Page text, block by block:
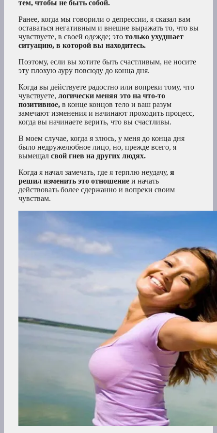
тем, чтобы не быть собой.
Ранее, когда мы говорили о депрессии, я сказал вам
оставаться негативным и внешне выражать то, что вы
чувствуете, в своей одежде; это только ухудшает
ситуацию, в которой вы находитесь.
Поэтому, если вы хотите быть счастливым, не носите
эту плохую ауру повсюду до конца дня.
Когда вы действуете радостно или вопреки тому, что
чувствуете, логически меняя это на что-то
позитивное, в конце концов тело и ваш разум
замечают изменения и начинают проходить процесс,
когда вы начинаете верить, что вы счастливы.
В моем случае, когда я злюсь, у меня до конца дня
было недружелюбное лицо, но, прежде всего, я
вымещал свой гнев на других людях.
Когда я начал замечать, где я терплю неудачу, я
решил изменить это отношение и начать
действовать более сдержанно и вопреки своим
чувствам.